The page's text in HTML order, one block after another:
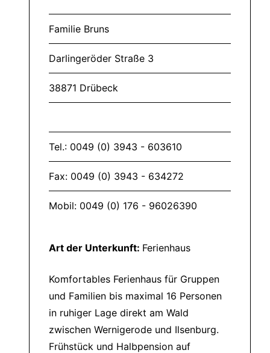
Familie Bruns
Darlingeröder Straße 3
38871 Drübeck
Tel.: 0049 (0) 3943 - 603610
Fax: 0049 (0) 3943 - 634272
Mobil: 0049 (0) 176 - 96026390
Art der Unterkunft: Ferienhaus
Komfortables Ferienhaus für Gruppen
und Familien bis maximal 16 Personen
in ruhiger Lage direkt am Wald
zwischen Wernigerode und Ilsenburg.
Frühstück und Halbpension auf